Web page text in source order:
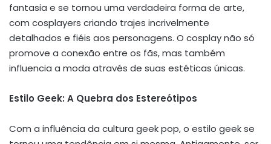
fantasia e se tornou uma verdadeira forma de arte,
com cosplayers criando trajes incrivelmente
detalhados e fiéis aos personagens. O cosplay não só
promove a conexão entre os fãs, mas também
influencia a moda através de suas estéticas únicas.
Estilo Geek: A Quebra dos Estereótipos
Com a influência da cultura geek pop, o estilo geek se